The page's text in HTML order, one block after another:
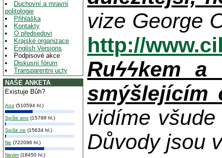
Duchovní a mravní
politologie
Přihláška
Kontakty
O předsedovi
Krajské organizace
English Versions
Podpisové akce
Diskusní fórum
Transparentni ucty
NAŠE ANKETA
Existuje Bůh?
Ano (510594 hl.)
Spíše ano (15788 hl.)
Spíše ne (15634 hl.)
Ne (722096 hl.)
Nevim (18450 hl.)
vize George
http://
Ruϟϟkem
smýšlejícím
vidíme
Důvody jsou